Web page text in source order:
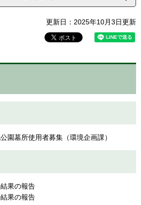
更新日：2025年10月3日更新
園墓所使用者募集（環境企画課）
果の報告
果の報告